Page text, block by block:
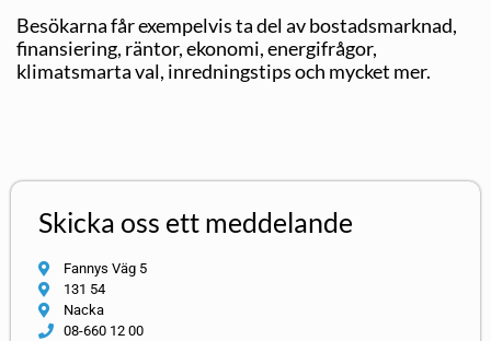
Besökarna får exempelvis ta del av bostadsmarknad,
finansiering, räntor, ekonomi, energifrågor,
klimatsmarta val, inredningstips och mycket mer.
Skicka oss ett meddelande
Fannys Väg 5
131 54
Nacka
08-660 12 00